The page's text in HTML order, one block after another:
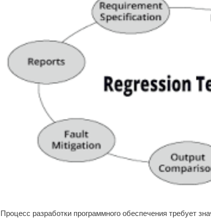
Процесс разработки программного обеспечения требует